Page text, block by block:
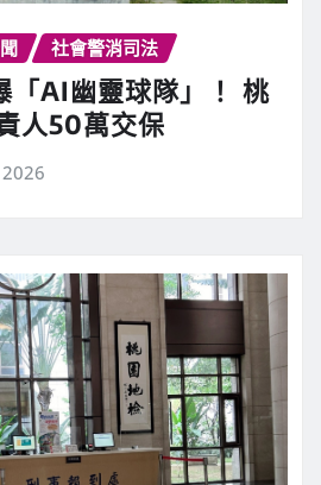
社會警消司法
「AI幽靈球隊」！ 桃
人50萬交保